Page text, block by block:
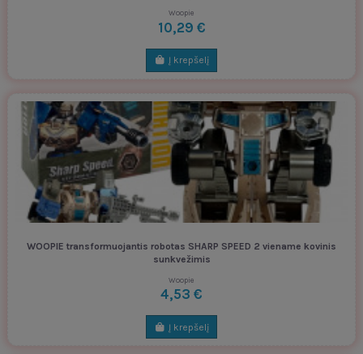
Woopie
10,29 €
Į krepšelį
WOOPIE transformuojantis robotas SHARP SPEED 2 viename kovinis
sunkvežimis
Woopie
4,53 €
Į krepšelį